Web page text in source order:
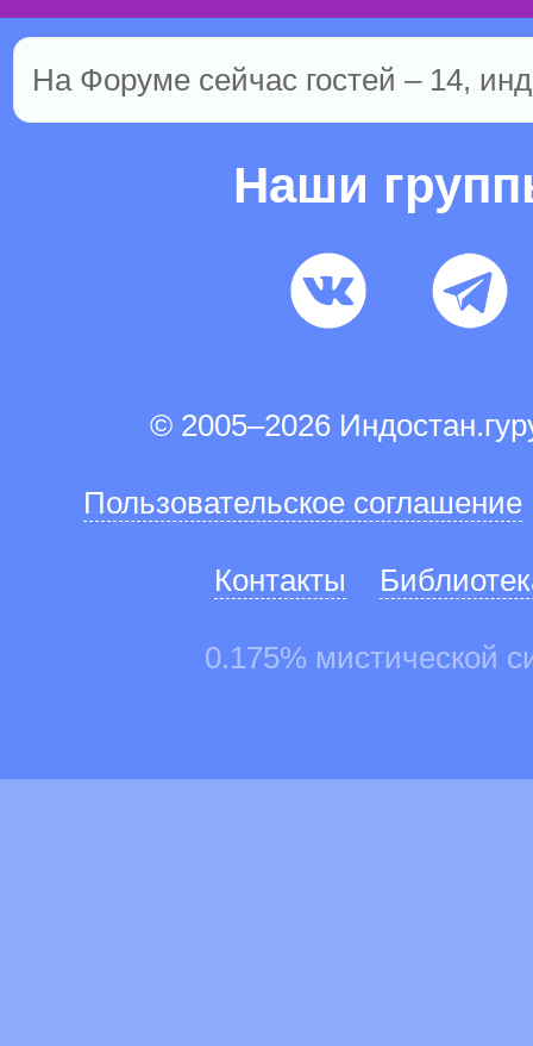
На Форуме сейчас гостей – 14,
Наши
© 2005–2026
Пользовательское соглашение
Контакты
0.175% мистической